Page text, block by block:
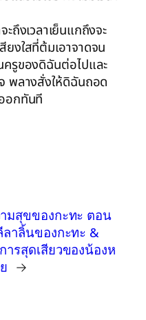
ถึงเวลาเย็นแกถึงจะ
งใสที่ต้มเอาจาดจน
รูของดิฉันต่อไปและ
พลางสั่งให้ดิฉันถอด
อกทันที
มสุขของกะทะ ตอน
ลาลิ้นของกะทะ &
ารสุดเสียวของน้องห
→